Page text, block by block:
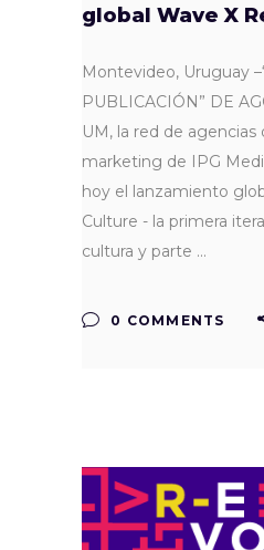
global Wave X
Montevideo, Uruguay
PUBLICACIÓN” DE
UM, la red de
marketing de IPG
hoy el lanzamiento
Culture - la primera
cultura y parte
0 COMMENTS